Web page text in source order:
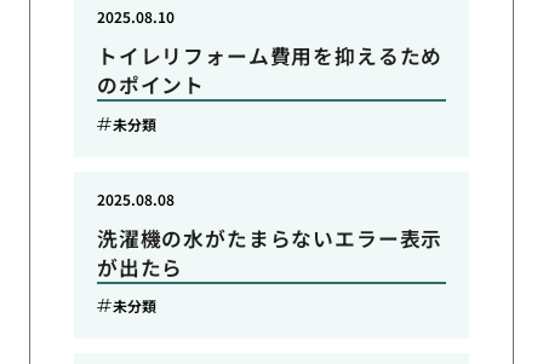
トイレリフォーム費用を抑えるため
のポイント
2025.08.10
未分類
洗濯機の水がたまらないエラー表示
が出たら
2025.08.08
未分類